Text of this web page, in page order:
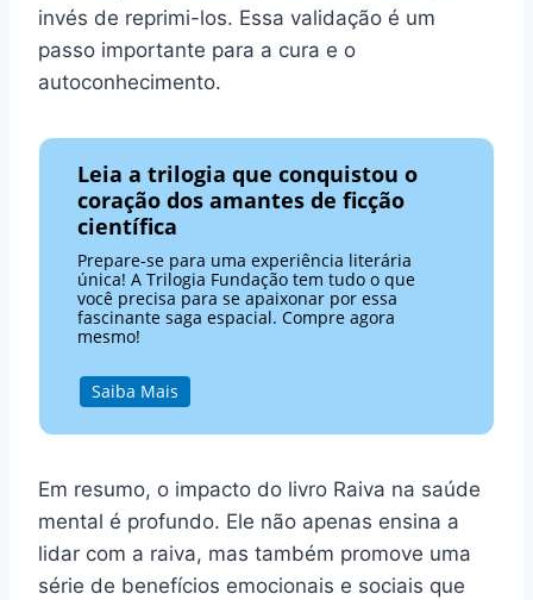
invés de reprimi-los. Essa validação é um
passo importante para a cura e o
autoconhecimento.
Leia a trilogia que conquistou o
coração dos amantes de ficção
científica
Prepare-se para uma experiência literária
única! A Trilogia Fundação tem tudo o que
você precisa para se apaixonar por essa
fascinante saga espacial. Compre agora
mesmo!
Saiba Mais
Em resumo, o impacto do livro Raiva na saúde
mental é profundo. Ele não apenas ensina a
lidar com a raiva, mas também promove uma
série de benefícios emocionais e sociais que